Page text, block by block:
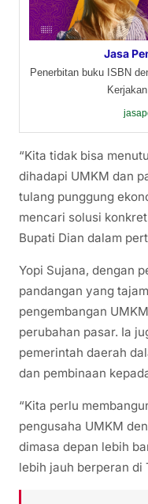
Jasa
Penerbitan buku ISBN
“Kita tidak bisa
dihadapi UMKM dan
tulang punggung
mencari solusi
Bupati Dian dalam
Yopi Sujana, dengan
pandangan yang
pengembangan
perubahan pasar. Ia
pemerintah daerah
dan pembinaan
“Kita perlu
pengusaha UMKM
dimasa depan lebih
lebih jauh berperan di